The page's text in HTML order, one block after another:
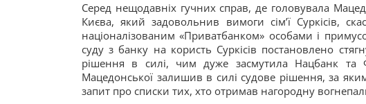
Серед нещодавніх гучних справ, де головувала
Києва, який задовольнив вимоги сім’ї Суркісів,
націоналізованим «Приватбанком» особами і
суду з банку на користь Суркісів постановлено
рішення в силі, чим дуже засмутила Нацбанк та
Мацедонської залишив в силі судове рішення, за
запит про списки тих, хто отримав нагородну